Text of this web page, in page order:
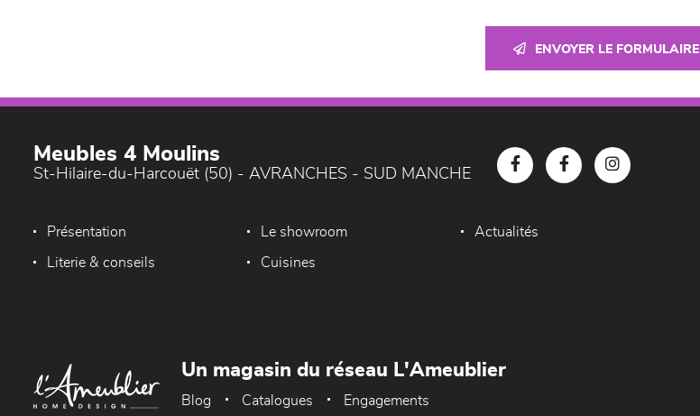
ENVOYER LE FORMULAIRE
Meubles 4 Moulins
St-Hilaire-du-Harcouët (50) - AVRANCHES - SUD MANCHE
Présentation Le showroom Actualités
Literie & conseils Cuisines
Un magasin du réseau L'Ameublier
Blog Catalogues Engagements